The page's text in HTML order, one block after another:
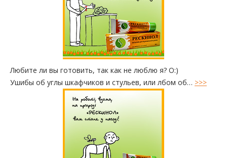
Любите ли вы готовить, так как не люблю я? O:)
Ушибы об углы шкафчиков и стульев, или лбом об… >>>